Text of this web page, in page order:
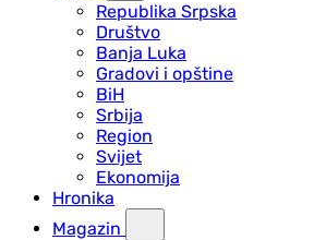
Republika Srpska
Društvo
Banja Luka
Gradovi i opštine
BiH
Srbija
Region
Svijet
Ekonomija
Hronika
Magazin